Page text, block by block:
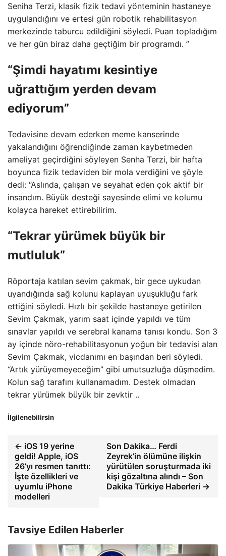
Seniha Terzi, klasik fizik tedavi yönteminin hastaneye
uygulandığını ve ertesi gün robotik rehabilitasyon
merkezinde taburcu edildiğini söyledi. Puan topladığım
ve her gün biraz daha geçtiğim bir programdı. ”
“Şimdi hayatımı kesintiye
uğrattığım yerden devam
ediyorum”
Tedavisine devam ederken meme kanserinde
yakalandığını öğrendiğinde zaman kaybetmeden
ameliyat geçirdiğini söyleyen Senha Terzi, bir hafta
boyunca fizik tedaviden bir mola verdiğini ve şöyle
dedi: “Aslında, çalışan ve seyahat eden çok aktif bir
insandım. Büyük desteği sayesinde elimi ve kolumu
kolayca hareket ettirebilirim.
“Tekrar yürümek büyük bir
mutluluk”
Röportaja katılan sevim çakmak, bir gece uykudan
uyandığında sağ kolunu kaplayan uyuşukluğu fark
ettiğini söyledi. Hızlı bir şekilde hastaneye getirilen
Sevim Çakmak, yarım saat içinde yapıldı ve tüm
sınavlar yapıldı ve serebral kanama tanısı kondu. Son 3
ay içinde nöro-rehabilitasyonun yoğun bir tedavisi alan
Sevim Çakmak, vicdanımı en başından beri söyledi.
“Artık yürüyemeyeceğim” gibi umutsuzluğa düşmedim.
Kolun sağ tarafını kullanamadım. Destek olmadan
tekrar yürümek büyük bir zevktir ..
İlgilenebilirsin
← iOS 19 yerine
geldi! Apple, iOS
26’yı resmen tanıttı:
İşte özellikleri ve
uyumlu iPhone
modelleri
Son Dakika… Ferdi
Zeyrek’in ölümüne ilişkin
yürütülen soruşturmada iki
kişi gözaltına alındı – Son
Dakika Türkiye Haberleri →
Tavsiye Edilen Haberler